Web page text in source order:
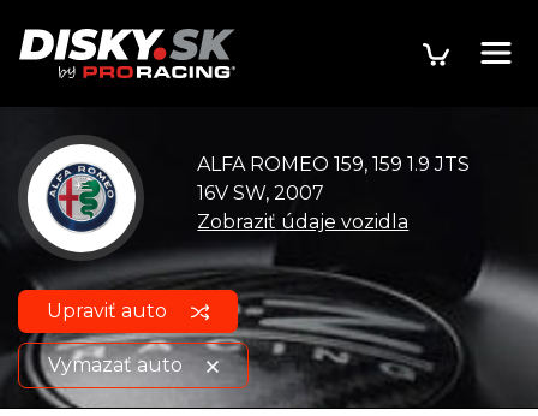
ALFA ROMEO 159, 159 1.9 JTS
16V SW, 2007
Zobraziť údaje vozidla
Upraviť auto
Vymazať auto